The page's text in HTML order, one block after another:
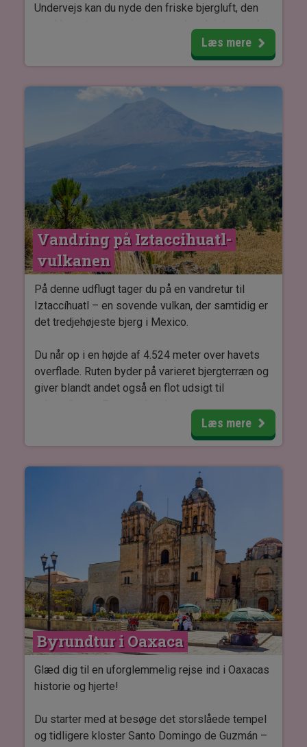
Undervejs kan du nyde den friske bjergluft, den
omkringliggende landskab. Denne tur er til dig,
som ønsker en aktiv oplevelse i naturen og er klar
Læs mere
Vandring på Iztaccihuatl-
vulkanen
På denne udflugt tager du på en vandretur til
Iztaccíhuatl – en sovende vulkan, der samtidig er
det tredjehøjeste bjerg i Mexico.
Du når op i en højde af 4.524 meter over havets
overflade. Ruten byder på varieret bjergterræn og
giver blandt andet også en flot udsigt til
OBS: Denne tur kan ikke gennemføres mandag.
Læs mere
Byrundtur i Oaxaca
Glæd dig til en uforglemmelig rejse ind i Oaxacas
historie og hjerte!
Du starter med at besøge det storslåede tempel
og tidligere kloster Santo Domingo de Guzmán –